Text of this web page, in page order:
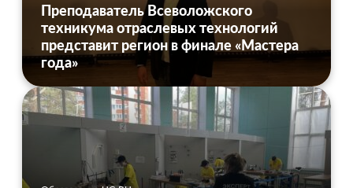
Преподаватель Всеволожского
техникума отраслевых технологий
представит регион в финале «Мастера
года»